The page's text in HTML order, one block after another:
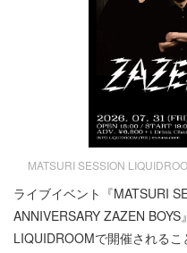
MATSURI SESSION
ライブイベント『MATSURI
ANNIVERSARY ZAZEN
LIQUIDROOMで開催されるこ